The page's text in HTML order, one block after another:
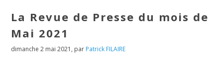
La Revue de Presse du mois de
Mai 2021
dimanche 2 mai 2021, par Patrick FILAIRE